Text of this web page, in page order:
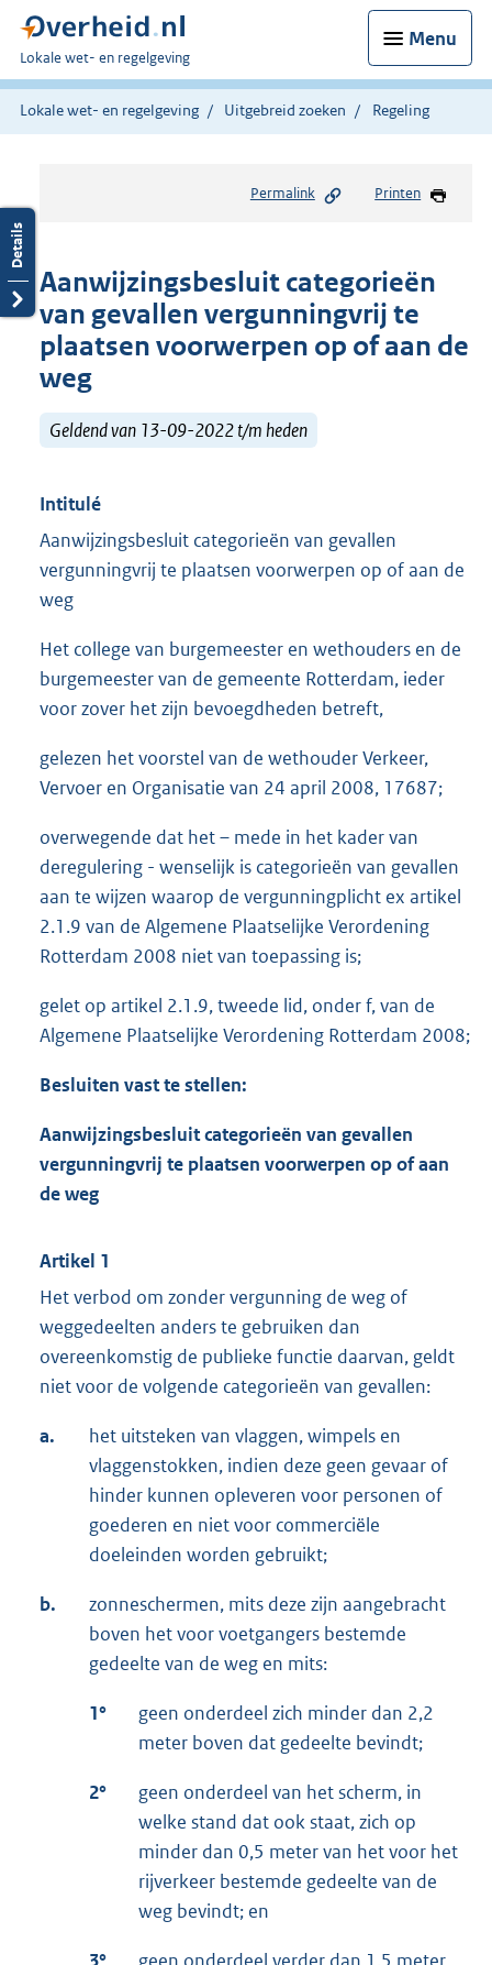
Menu
U
bent
hier:
Lokale wet- en regelgeving
Lokale wet- en regelgeving Uitgebreid zoeken Regeling
Permalink Printen
Aanwijzingsbesluit categorieën
van gevallen vergunningvrij te
plaatsen voorwerpen op of aan de
weg
Geldend van 13-09-2022 t/m heden
Intitulé
Aanwijzingsbesluit categorieën van gevallen
vergunningvrij te plaatsen voorwerpen op of aan de
weg
Het college van burgemeester en wethouders en de
burgemeester van de gemeente Rotterdam, ieder
voor zover het zijn bevoegdheden betreft,
gelezen het voorstel van de wethouder Verkeer,
Vervoer en Organisatie van 24 april 2008, 17687;
overwegende dat het – mede in het kader van
deregulering - wenselijk is categorieën van gevallen
aan te wijzen waarop de vergunningplicht ex artikel
2.1.9 van de Algemene Plaatselijke Verordening
Rotterdam 2008 niet van toepassing is;
gelet op artikel 2.1.9, tweede lid, onder f, van de
Algemene Plaatselijke Verordening Rotterdam 2008;
Besluiten vast te stellen:
Aanwijzingsbesluit categorieën van gevallen
vergunningvrij te plaatsen voorwerpen op of aan
de weg
Artikel 1
Het verbod om zonder vergunning de weg of
weggedeelten anders te gebruiken dan
overeenkomstig de publieke functie daarvan, geldt
niet voor de volgende categorieën van gevallen:
a.
het uitsteken van vlaggen, wimpels en
vlaggenstokken, indien deze geen gevaar of
hinder kunnen opleveren voor personen of
goederen en niet voor commerciële
doeleinden worden gebruikt;
b.
zonneschermen, mits deze zijn aangebracht
boven het voor voetgangers bestemde
gedeelte van de weg en mits:
1°
geen onderdeel zich minder dan 2,2
meter boven dat gedeelte bevindt;
2°
geen onderdeel van het scherm, in
welke stand dat ook staat, zich op
minder dan 0,5 meter van het voor het
rijverkeer bestemde gedeelte van de
weg bevindt; en